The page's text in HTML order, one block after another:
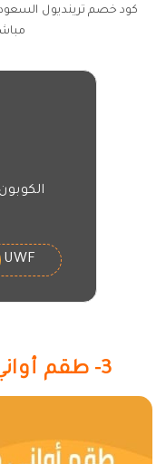
كود خصم ترينديول
UWF
3- طقم أواني طهي عتيقة 5 قطع